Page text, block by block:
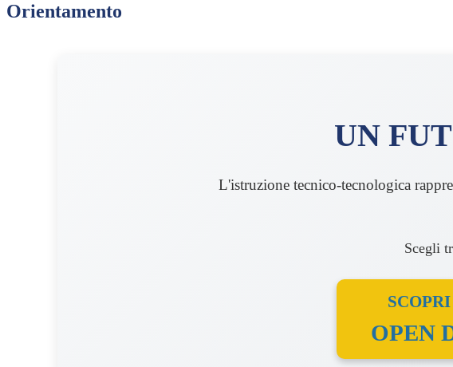
Orientamento
UN
L'istruzione tecnico-tecnologica
Scegli
OPEN